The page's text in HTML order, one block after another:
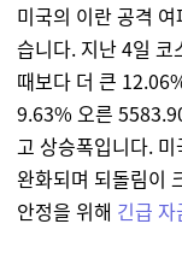
미국의 이란 공격 여
습니다. 지난 4일
때보다 더 큰
9.63% 오른
고 상승폭입니다.
완화되며 되돌림이
안정을 위해 긴급 자